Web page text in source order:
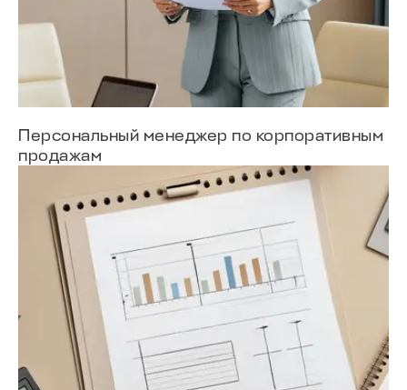
Персональный менеджер по корпоративным
продажам